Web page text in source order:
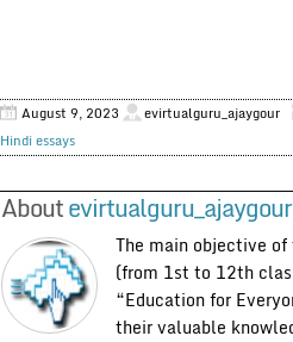
August 9, 2023 evirtualguru_ajaygour
Hindi essays
Aboutevirtualguru_ajaygour
The main objective
(from 1st to 12th
“Education for
their valuable